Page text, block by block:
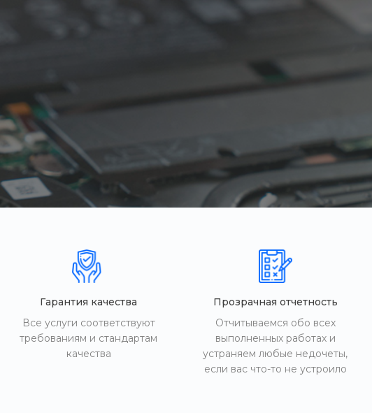
Гарантия качества
Все услуги соответствуют
требованиям и стандартам
качества
Прозрачная отчетность
Отчитываемся обо всех
выполненных работах и
устраняем любые недочеты,
если вас что-то не устроило